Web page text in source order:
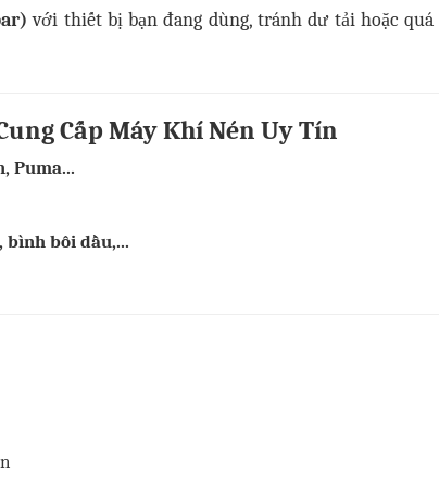
với thiết bị bạn đang dùng, tránh dư tải hoặc quá
Cấp Máy Khí Nén Uy Tín
Puma...
bình bôi dầu,...